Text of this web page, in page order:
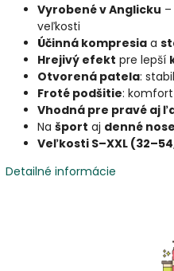
Vyrobené v Anglicku
veľkosti
Účinná kompresia a
Hrejivý efekt pre lepší
Otvorená patela:
Froté podšitie:
Vhodná pre pravé aj
Na šport aj denné
Veľkosti S–XXL
Detailné informácie